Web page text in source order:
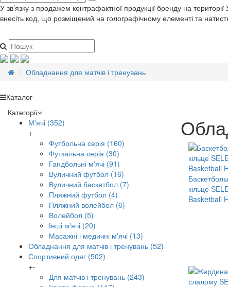
У зв’язку з продажем контрафактної продукції бренду на
внесіть код, що розміщений на голографічному елементі та
Обладнання для матчів і тренувань
Каталог
Категорії
М'ячі (352)
+-
Футбольна серія (160)
Футзальна серія (30)
Гандбольні м'ячі (91)
Вуличний футбол (16)
Вуличний баскетбол (7)
Пляжний футбол (4)
Пляжний волейбол (6)
Волейбол (5)
Інші м'ячі (20)
Масажні і медичні м'ячі (13)
Обладнання для матчів і тренувань (52)
Спортивний одяг (502)
+-
Для матчів і тренувань (243)
кільце
Basketball